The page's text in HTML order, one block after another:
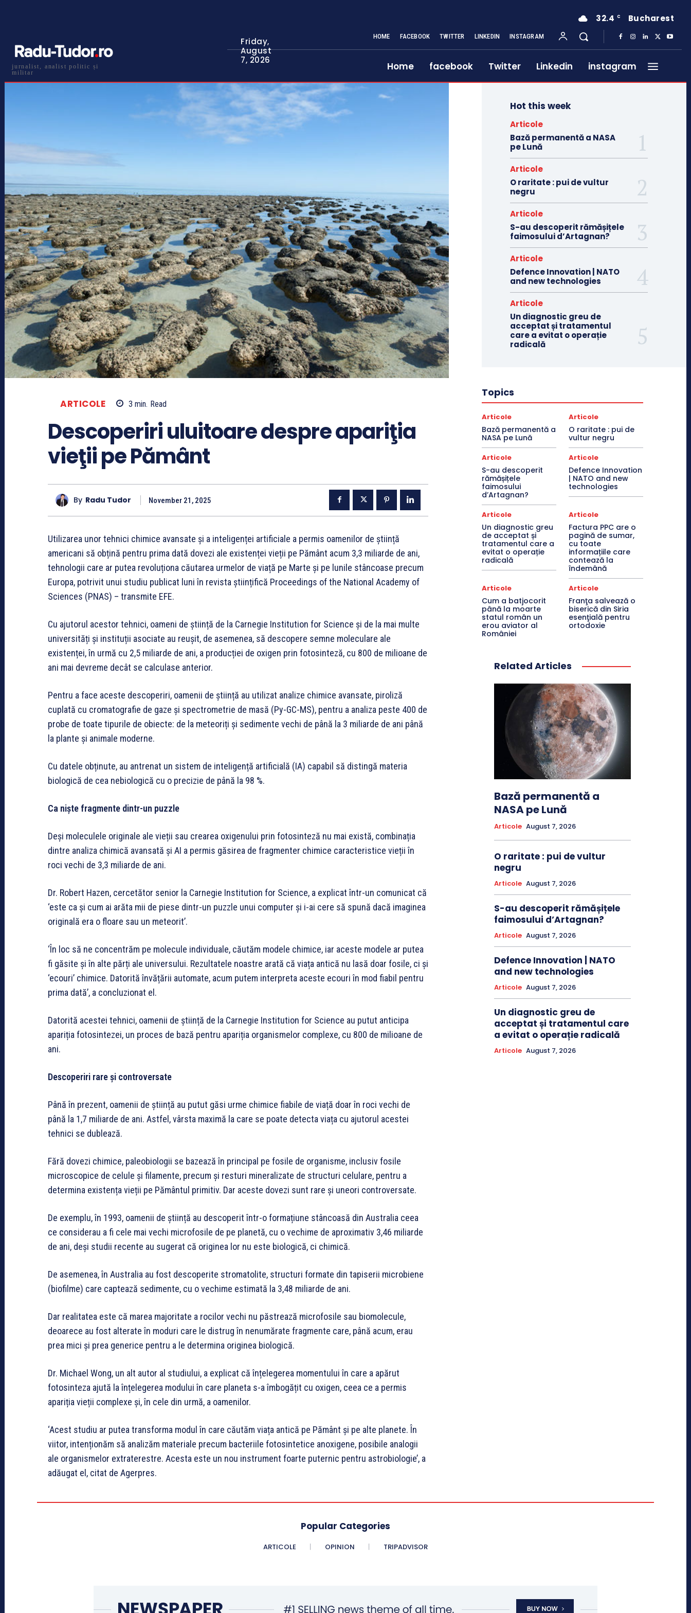
jurnalist, analist politic și
militar
Friday,
August
7, 2026
32.4 C Bucharest
HOME FACEBOOK TWITTER LINKEDIN INSTAGRAM
Home facebook Twitter Linkedin instagram
ARTICOLE 3 min. Read
Descoperiri uluitoare despre apariţia
vieţii pe Pământ
By Radu Tudor November 21, 2025
Utilizarea unor tehnici chimice avansate și a inteligenței artificiale a permis oamenilor de știință
americani să obțină pentru prima dată dovezi ale existenței vieții pe Pământ acum 3,3 miliarde de ani,
tehnologii care ar putea revoluționa căutarea urmelor de viață pe Marte și pe lunile stâncoase precum
Europa, potrivit unui studiu publicat luni în revista științifică Proceedings of the National Academy of
Sciences (PNAS) – transmite EFE.
Cu ajutorul acestor tehnici, oameni de știință de la Carnegie Institution for Science și de la mai multe
universități și instituții asociate au reușit, de asemenea, să descopere semne moleculare ale
existenței, în urmă cu 2,5 miliarde de ani, a producției de oxigen prin fotosinteză, cu 800 de milioane de
ani mai devreme decât se calculase anterior.
Pentru a face aceste descoperiri, oamenii de știință au utilizat analize chimice avansate, piroliză
cuplată cu cromatografie de gaze și spectrometrie de masă (Py-GC-MS), pentru a analiza peste 400 de
probe de toate tipurile de obiecte: de la meteoriți și sedimente vechi de până la 3 miliarde de ani până
la plante și animale moderne.
Cu datele obținute, au antrenat un sistem de inteligență artificială (IA) capabil să distingă materia
biologică de cea nebiologică cu o precizie de până la 98 %.
Ca niște fragmente dintr-un puzzle
Deși moleculele originale ale vieții sau crearea oxigenului prin fotosinteză nu mai există, combinația
dintre analiza chimică avansată și AI a permis găsirea de fragmenter chimice caracteristice vieții în
roci vechi de 3,3 miliarde de ani.
Dr. Robert Hazen, cercetător senior la Carnegie Institution for Science, a explicat într-un comunicat că
‘este ca și cum ai arăta mii de piese dintr-un puzzle unui computer și i-ai cere să spună dacă imaginea
originală era o floare sau un meteorit’.
‘În loc să ne concentrăm pe molecule individuale, căutăm modele chimice, iar aceste modele ar putea
fi găsite și în alte părți ale universului. Rezultatele noastre arată că viața antică nu lasă doar fosile, ci și
‘ecouri’ chimice. Datorită învățării automate, acum putem interpreta aceste ecouri în mod fiabil pentru
prima dată’, a concluzionat el.
Datorită acestei tehnici, oamenii de știință de la Carnegie Institution for Science au putut anticipa
apariția fotosintezei, un proces de bază pentru apariția organismelor complexe, cu 800 de milioane de
ani.
Descoperiri rare și controversate
Până în prezent, oamenii de știință au putut găsi urme chimice fiabile de viață doar în roci vechi de
până la 1,7 miliarde de ani. Astfel, vârsta maximă la care se poate detecta viața cu ajutorul acestei
tehnici se dublează.
Fără dovezi chimice, paleobiologii se bazează în principal pe fosile de organisme, inclusiv fosile
microscopice de celule și filamente, precum și resturi mineralizate de structuri celulare, pentru a
determina existența vieții pe Pământul primitiv. Dar aceste dovezi sunt rare și uneori controversate.
De exemplu, în 1993, oamenii de știință au descoperit într-o formațiune stâncoasă din Australia ceea
ce considerau a fi cele mai vechi microfosile de pe planetă, cu o vechime de aproximativ 3,46 miliarde
de ani, deși studii recente au sugerat că originea lor nu este biologică, ci chimică.
De asemenea, în Australia au fost descoperite stromatolite, structuri formate din tapiserii microbiene
(biofilme) care captează sedimente, cu o vechime estimată la 3,48 miliarde de ani.
Dar realitatea este că marea majoritate a rocilor vechi nu păstrează microfosile sau biomolecule,
deoarece au fost alterate în moduri care le distrug în nenumărate fragmente care, până acum, erau
prea mici și prea generice pentru a le determina originea biologică.
Dr. Michael Wong, un alt autor al studiului, a explicat că înțelegerea momentului în care a apărut
fotosinteza ajută la înțelegerea modului în care planeta s-a îmbogățit cu oxigen, ceea ce a permis
apariția vieții complexe și, în cele din urmă, a oamenilor.
‘Acest studiu ar putea transforma modul în care căutăm viața antică pe Pământ și pe alte planete. În
viitor, intenționăm să analizăm materiale precum bacteriile fotosintetice anoxigene, posibile analogii
ale organismelor extraterestre. Acesta este un nou instrument foarte puternic pentru astrobiologie’, a
adăugat el, citat de Agerpres.
Hot this week
Articole
Bază permanentă a NASA
pe Lună
Articole
O raritate : pui de vultur
negru
Articole
S-au descoperit rămășițele
faimosului d’Artagnan?
Articole
Defence Innovation | NATO
and new technologies
Articole
Un diagnostic greu de
acceptat și tratamentul
care a evitat o operație
radicală
Topics
Articole
Bază permanentă a
NASA pe Lună
Articole
O raritate : pui de
vultur negru
Articole
S-au descoperit
rămășițele
faimosului
d’Artagnan?
Articole
Defence Innovation
| NATO and new
technologies
Articole
Un diagnostic greu
de acceptat și
tratamentul care a
evitat o operație
radicală
Articole
Factura PPC are o
pagină de sumar,
cu toate
informațiile care
contează la
îndemână
Articole
Cum a batjocorit
până la moarte
statul român un
erou aviator al
României
Articole
Franţa salvează o
biserică din Siria
esenţială pentru
ortodoxie
Related Articles
Bază permanentă a
NASA pe Lună
Articole August 7, 2026
O raritate : pui de vultur
negru
Articole August 7, 2026
S-au descoperit rămășițele
faimosului d’Artagnan?
Articole August 7, 2026
Defence Innovation | NATO
and new technologies
Articole August 7, 2026
Un diagnostic greu de
acceptat și tratamentul care
a evitat o operație radicală
Articole August 7, 2026
Popular Categories
ARTICOLE OPINION TRIPADVISOR